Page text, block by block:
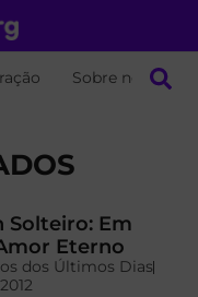
Sobre nós
Solteiro: Em
Eterno
dos Últimos Dias